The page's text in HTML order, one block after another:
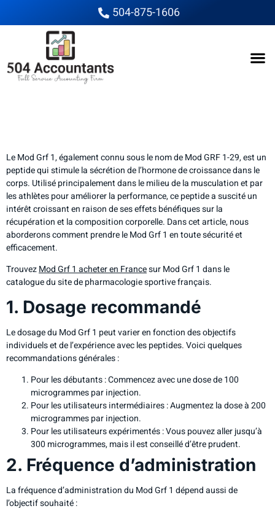
504-875-1606
Le Mod Grf 1, également connu sous le nom de Mod GRF 1-29, est un
peptide qui stimule la sécrétion de l’hormone de croissance dans le
corps. Utilisé principalement dans le milieu de la musculation et par
les athlètes pour améliorer la performance, ce peptide a suscité un
intérêt croissant en raison de ses effets bénéfiques sur la
récupération et la composition corporelle. Dans cet article, nous
aborderons comment prendre le Mod Grf 1 en toute sécurité et
efficacement.
TrouvezMod Grf 1 acheter en Francesur Mod Grf 1 dans le
catalogue du site de pharmacologie sportive français.
1. Dosage recommandé
Le dosage du Mod Grf 1 peut varier en fonction des objectifs
individuels et de l’expérience avec les peptides. Voici quelques
recommandations générales :
Pour les débutants : Commencez avec une dose de 100
microgrammes par injection.
Pour les utilisateurs intermédiaires : Augmentez la dose à 200
microgrammes par injection.
Pour les utilisateurs expérimentés : Vous pouvez aller jusqu’à
300 microgrammes, mais il est conseillé d’être prudent.
2. Fréquence d’administration
La fréquence d’administration du Mod Grf 1 dépend aussi de
l’objectif souhaité :